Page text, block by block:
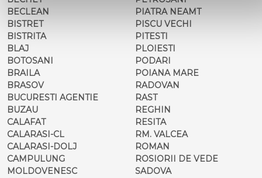
BECLEAN
BISTRET
BISTRITA
BLAJ
BOTOSANI
BRAILA
BRASOV
BUCURESTI AGENTIE
BUZAU
CALAFAT
CALARASI-CL
CALARASI-DOLJ
CAMPULUNG
MOLDOVENESC
PIATRA NEAMT
PISCU VECHI
PITESTI
PLOIESTI
PODARI
POIANA MARE
RADOVAN
RAST
REGHIN
RESITA
RM. VALCEA
ROMAN
ROSIORII DE VEDE
SADOVA